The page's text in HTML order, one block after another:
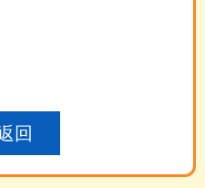
回